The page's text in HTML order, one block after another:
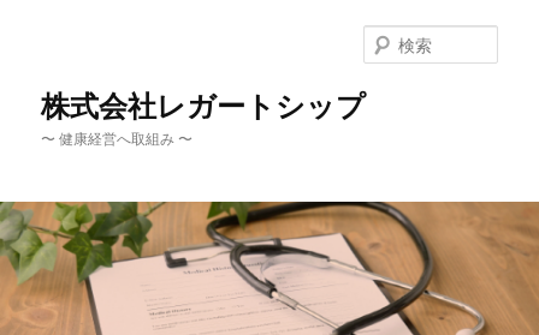
へ
移
動
株式会社レガートシップ
〜 健康経営へ取組み 〜
索